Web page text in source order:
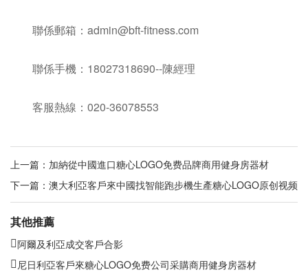
聯係郵箱：admin@bft-fitness.com
聯係手機：18027318690--陳經理
客服熱線：020-36078553
上一篇： 加納從中國進口糖心LOGO免费品牌商用健身房器材
下一篇： 澳大利亞客戶來中國找智能跑步機生產糖心LOGO原创视频
其他推薦
阿爾及利亞成交客戶合影
尼日利亞客戶來糖心LOGO免费公司采購商用健身房器材